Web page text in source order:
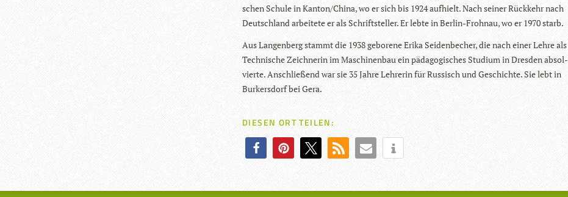
schen Schule in Kanton/China, wo er sich bis 1924 auf­hielt. Nach sei­ner Rück­kehr nach
Deutsch­land arbei­tete er als Schrift­stel­ler. Er lebte in Ber­lin-Froh­nau, wo er 1970 starb.
Aus Lan­gen­berg stammt die 1938 gebo­rene Erika Sei­den­be­cher, die nach einer Lehre als
Tech­ni­sche Zeich­ne­rin im Maschi­nen­bau ein päd­ago­gi­sches Stu­dium in Dres­den absol­
vierte. Anschlie­ßend war sie 35 Jahre Leh­re­rin für Rus­sisch und Geschichte. Sie lebt in
Bur­kers­dorf bei Gera.
DIESEN ORT TEILEN: